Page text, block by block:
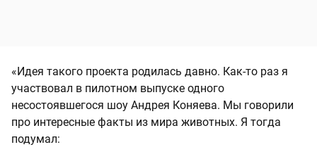
«Идея такого проекта родилась давно. Как-то раз я
участвовал в пилотном выпуске одного
несостоявшегося шоу Андрея Коняева. Мы говорили
про интересные факты из мира животных. Я тогда
подумал: